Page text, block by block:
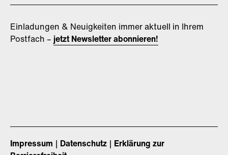
Einladungen & Neuigkeiten immer aktuell in Ihrem
Postfach – jetzt Newsletter abonnieren!
Impressum Datenschutz
Erklärung zur